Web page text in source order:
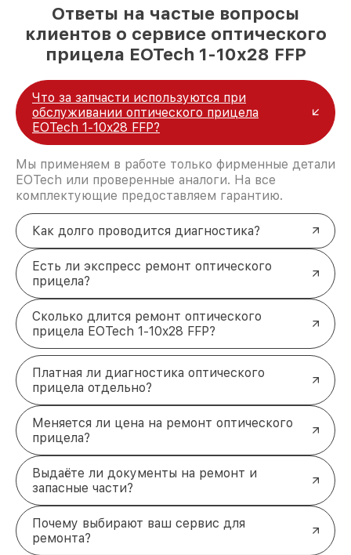
Ответы на частые вопросы
клиентов о сервисе оптического
прицела EOTech 1-10x28 FFP
Что за запчасти используются при
обслуживании оптического прицела
EOTech 1-10x28 FFP?
Мы применяем в работе только фирменные детали
EOTech или проверенные аналоги. На все
комплектующие предоставляем гарантию.
Как долго проводится диагностика?
Есть ли экспресс ремонт оптического
прицела?
Сколько длится ремонт оптического
прицела EOTech 1-10x28 FFP?
Платная ли диагностика оптического
прицела отдельно?
Меняется ли цена на ремонт оптического
прицела?
Выдаёте ли документы на ремонт и
запасные части?
Почему выбирают ваш сервис для
ремонта?